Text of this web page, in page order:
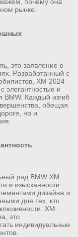
рынке.
это заявление о
Разработанный с
XM 2024
элегантностью и
BMW. Каждый изгиб
обещая
но и
ряд BMW XM
и изысканности.
дизайна и
для тех, кто
XM
это
индивидуальные